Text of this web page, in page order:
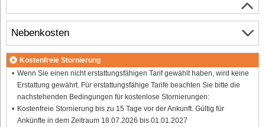
Nebenkosten
Kostenfreie Stornierung
Wenn Sie einen nicht erstattungsfähigen Tarif gewählt haben, wird keine
Erstattung gewährt. Für erstattungsfähige Tarife beachten Sie bitte die
nachstehenden Bedingungen für kostenlose Stornierungen:
Kostenfreie Stornierung bis zu 15 Tage vor der Ankunft. Gültig für
Ankünfte in dem Zeitraum 18.07.2026 bis 01.01.2027